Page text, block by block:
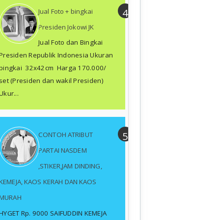
Jual Foto + bingkai
Presiden Jokowi JK
Jual Foto dan Bingkai
Republik Indonesia Ukuran
32x42cm Harga 170.000/
(Presiden dan wakil Presiden)
CONTOH ATRIBUT
PARTAI NASDEM
,STIKER,JAM DINDING,
KAOS KERAH DAN KAOS
Rp. 9000 SAIFUDDIN KEMEJA